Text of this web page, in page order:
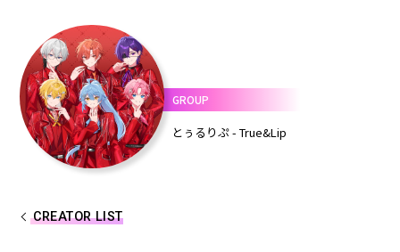
しゆん
ばぁう てるとくん
AMPTAKxCOLORS
GROUP
とぅるりぷ - True&Lip
CREATOR LIST